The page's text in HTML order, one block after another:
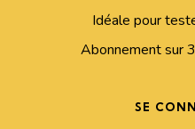
Idéale pour
Abonnement sur
SE